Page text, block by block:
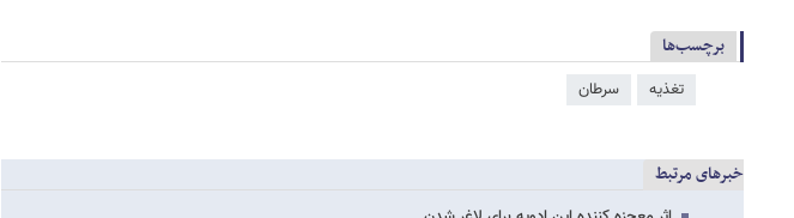
برچسب‌ها
تغذیه سرطان
خبرهای مرتبط